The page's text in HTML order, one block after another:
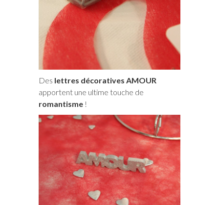
Des lettres décoratives AMOUR
apportent une ultime touche de
romantisme !